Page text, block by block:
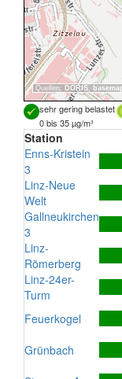
Quellen: DORIS,
sehr gering belastet
0 bis 35 µg/m³
Station
Enns-Kristein
3
Linz-Neue
Welt
Gallneukirchen
3
Linz-
Römerberg
Linz-24er-
Turm
Feuerkogel
Grünbach